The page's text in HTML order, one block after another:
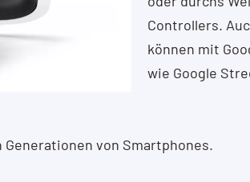
Controllers.
können mit
wie Google
von Smartphones.